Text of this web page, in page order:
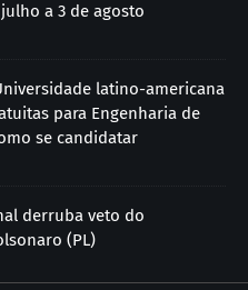
a 3 de agosto
latino-americana
para Engenharia de
se candidatar
derruba veto do
(PL)